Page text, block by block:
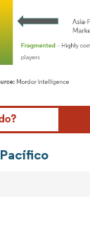
O reuso